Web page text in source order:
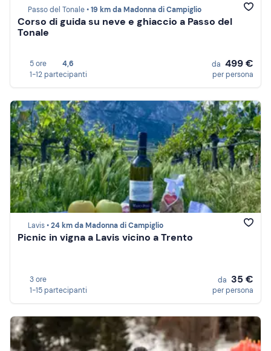
Passo del Tonale •19 km da Madonna di Campiglio
Corso di guida su neve e ghiaccio a Passo del
Tonale
5 ore
4,6
1-12 partecipanti
da 499 €
per persona
Lavis •24 km da Madonna di Campiglio
Picnic in vigna a Lavis vicino a Trento
3 ore
1-15 partecipanti
da 35 €
per persona